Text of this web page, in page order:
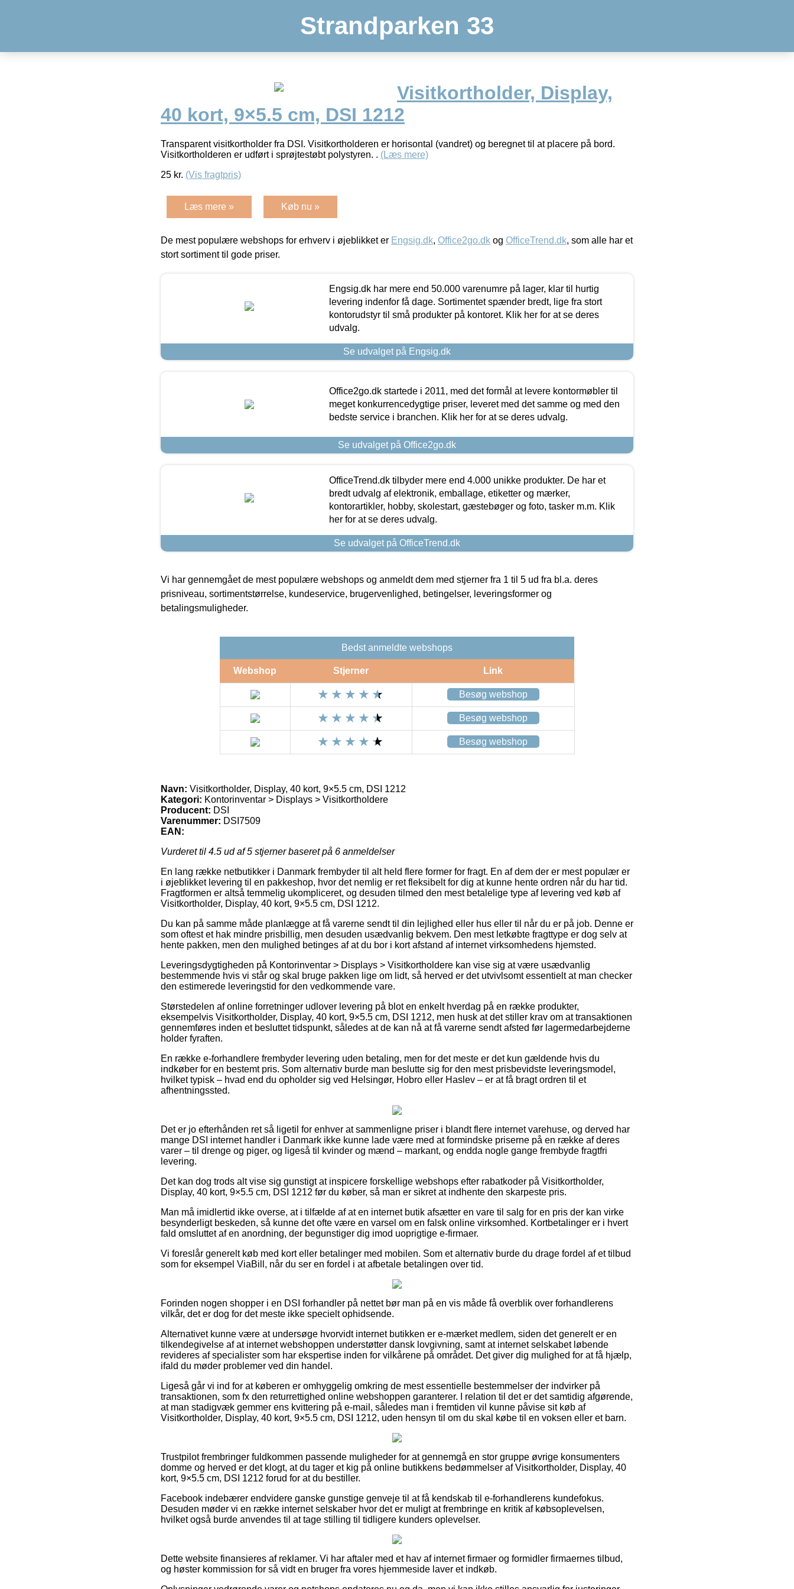
Strandparken 33
Visitkortholder, Display,
40 kort, 9×5.5 cm, DSI 1212
Transparent visitkortholder fra DSI. Visitkortholderen er horisontal (vandret) og beregnet til at placere på bord.
Visitkortholderen er udført i sprøjtestøbt polystyren. . (Læs mere)
25 kr. (Vis fragtpris)
Læs mere » Køb nu »
De mest populære webshops for erhverv i øjeblikket er Engsig.dk, Office2go.dk og OfficeTrend.dk, som alle har et
stort sortiment til gode priser.
Engsig.dk har mere end 50.000 varenumre på lager, klar til hurtig
levering indenfor få dage. Sortimentet spænder bredt, lige fra stort
kontorudstyr til små produkter på kontoret. Klik her for at se deres
udvalg.
Se udvalget på Engsig.dk
Office2go.dk startede i 2011, med det formål at levere kontormøbler til
meget konkurrencedygtige priser, leveret med det samme og med den
bedste service i branchen. Klik her for at se deres udvalg.
Se udvalget på Office2go.dk
OfficeTrend.dk tilbyder mere end 4.000 unikke produkter. De har et
bredt udvalg af elektronik, emballage, etiketter og mærker,
kontorartikler, hobby, skolestart, gæstebøger og foto, tasker m.m. Klik
her for at se deres udvalg.
Se udvalget på OfficeTrend.dk
Vi har gennemgået de mest populære webshops og anmeldt dem med stjerner fra 1 til 5 ud fra bl.a. deres
prisniveau, sortimentstørrelse, kundeservice, brugervenlighed, betingelser, leveringsformer og
betalingsmuligheder.
Bedst anmeldte webshops
Webshop Stjerner Link
Besøg webshop
Besøg webshop
Besøg webshop
Navn: Visitkortholder, Display, 40 kort, 9×5.5 cm, DSI 1212
Kategori: Kontorinventar > Displays > Visitkortholdere
Producent: DSI
Varenummer: DSI7509
EAN:
Vurderet til 4.5 ud af 5 stjerner baseret på 6 anmeldelser
En lang række netbutikker i Danmark frembyder til alt held flere former for fragt. En af dem der er mest populær er
i øjeblikket levering til en pakkeshop, hvor det nemlig er ret fleksibelt for dig at kunne hente ordren når du har tid.
Fragtformen er altså temmelig ukompliceret, og desuden tilmed den mest betalelige type af levering ved køb af
Visitkortholder, Display, 40 kort, 9×5.5 cm, DSI 1212.
Du kan på samme måde planlægge at få varerne sendt til din lejlighed eller hus eller til når du er på job. Denne er
som oftest et hak mindre prisbillig, men desuden usædvanlig bekvem. Den mest letkøbte fragttype er dog selv at
hente pakken, men den mulighed betinges af at du bor i kort afstand af internet virksomhedens hjemsted.
Leveringsdygtigheden på Kontorinventar > Displays > Visitkortholdere kan vise sig at være usædvanlig
bestemmende hvis vi står og skal bruge pakken lige om lidt, så herved er det utvivlsomt essentielt at man checker
den estimerede leveringstid for den vedkommende vare.
Størstedelen af online forretninger udlover levering på blot en enkelt hverdag på en række produkter,
eksempelvis Visitkortholder, Display, 40 kort, 9×5.5 cm, DSI 1212, men husk at det stiller krav om at transaktionen
gennemføres inden et besluttet tidspunkt, således at de kan nå at få varerne sendt afsted før lagermedarbejderne
holder fyraften.
En række e-forhandlere frembyder levering uden betaling, men for det meste er det kun gældende hvis du
indkøber for en bestemt pris. Som alternativ burde man beslutte sig for den mest prisbevidste leveringsmodel,
hvilket typisk – hvad end du opholder sig ved Helsingør, Hobro eller Haslev – er at få bragt ordren til et
afhentningssted.
Det er jo efterhånden ret så ligetil for enhver at sammenligne priser i blandt flere internet varehuse, og derved har
mange DSI internet handler i Danmark ikke kunne lade være med at formindske priserne på en række af deres
varer – til drenge og piger, og ligeså til kvinder og mænd – markant, og endda nogle gange frembyde fragtfri
levering.
Det kan dog trods alt vise sig gunstigt at inspicere forskellige webshops efter rabatkoder på Visitkortholder,
Display, 40 kort, 9×5.5 cm, DSI 1212 før du køber, så man er sikret at indhente den skarpeste pris.
Man må imidlertid ikke overse, at i tilfælde af at en internet butik afsætter en vare til salg for en pris der kan virke
besynderligt beskeden, så kunne det ofte være en varsel om en falsk online virksomhed. Kortbetalinger er i hvert
fald omsluttet af en anordning, der begunstiger dig imod uoprigtige e-firmaer.
Vi foreslår generelt køb med kort eller betalinger med mobilen. Som et alternativ burde du drage fordel af et tilbud
som for eksempel ViaBill, når du ser en fordel i at afbetale betalingen over tid.
Forinden nogen shopper i en DSI forhandler på nettet bør man på en vis måde få overblik over forhandlerens
vilkår, det er dog for det meste ikke specielt ophidsende.
Alternativet kunne være at undersøge hvorvidt internet butikken er e-mærket medlem, siden det generelt er en
tilkendegivelse af at internet webshoppen understøtter dansk lovgivning, samt at internet selskabet løbende
revideres af specialister som har ekspertise inden for vilkårene på området. Det giver dig mulighed for at få hjælp,
ifald du møder problemer ved din handel.
Ligeså går vi ind for at køberen er omhyggelig omkring de mest essentielle bestemmelser der indvirker på
transaktionen, som fx den returrettighed online webshoppen garanterer. I relation til det er det samtidig afgørende,
at man stadigvæk gemmer ens kvittering på e-mail, således man i fremtiden vil kunne påvise sit køb af
Visitkortholder, Display, 40 kort, 9×5.5 cm, DSI 1212, uden hensyn til om du skal købe til en voksen eller et barn.
Trustpilot frembringer fuldkommen passende muligheder for at gennemgå en stor gruppe øvrige konsumenters
domme og herved er det klogt, at du tager et kig på online butikkens bedømmelser af Visitkortholder, Display, 40
kort, 9×5.5 cm, DSI 1212 forud for at du bestiller.
Facebook indebærer endvidere ganske gunstige genveje til at få kendskab til e-forhandlerens kundefokus.
Desuden møder vi en række internet selskaber hvor det er muligt at frembringe en kritik af købsoplevelsen,
hvilket også burde anvendes til at tage stilling til tidligere kunders oplevelser.
Dette website finansieres af reklamer. Vi har aftaler med et hav af internet firmaer og formidler firmaernes tilbud,
og høster kommission for så vidt en bruger fra vores hjemmeside laver et indkøb.